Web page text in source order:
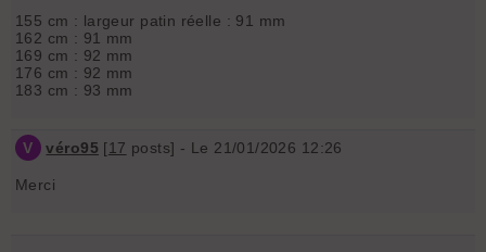
155 cm : largeur patin réelle : 91 mm
162 cm : 91 mm
169 cm : 92 mm
176 cm : 92 mm
183 cm : 93 mm
V véro95 [17 posts] - Le 21/01/2026 12:26
Merci